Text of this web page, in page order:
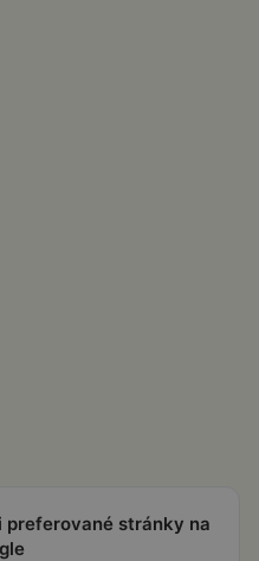
preferované stránky na